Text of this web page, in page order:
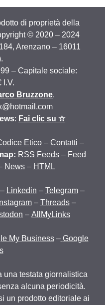
di proprietà della
© 2020 – 2024
Arenzano – 16011
– Capitale sociale:
I.V.
Bruzzone.
: Fai clic su ☆
Etico– Contatti –
RSS Feeds– Feed
News– HTML
Linkedin – Telegram–
Instagram– Threads–
– AllMyLinks
My Business– Google
una testata giornalistica
alcuna periodicità.
un prodotto editoriale ai